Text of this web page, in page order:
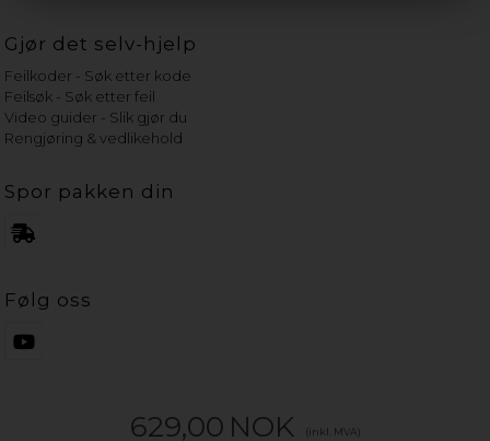
629,00 NOK (inkl. MVA)
Gjør det selv-hjelp
Feilkoder - Søk etter kode
Feilsøk - Søk etter feil
Video guider - Slik gjør du
Rengjøring & vedlikehold
Spor pakken din
Følg oss